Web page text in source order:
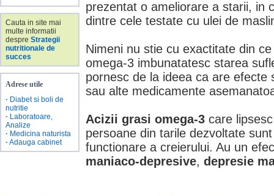
Cauta in site mai
multe informatii
despre Strategii
nutritionale de
succes
Adrese utile
· Diabet si boli de
nutritie
· Laboratoare,
Analize
· Medicina naturista
· Adauga cabinet
prezentat o ameliorare a starii, in
dintre cele testate cu ulei de
Nimeni nu stie cu exactitate din
omega-3 imbunatatesc starea
pornesc de la ideea ca are efecte
sau alte medicamente
Acizii grasi omega-3 care
persoane din tarile dezvoltate
functionare a creierului. Au un
maniaco-depresive, depresie